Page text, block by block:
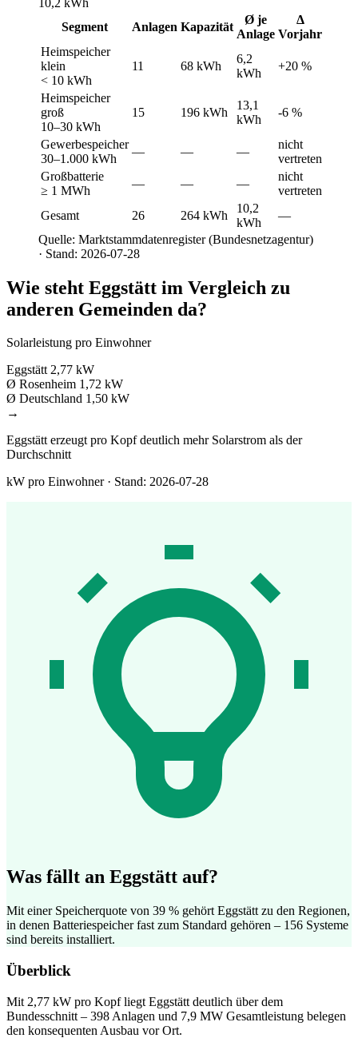
Segment
Anlagen Kapazität
Ø je
Anlage
Δ
Vorjahr
Heimspeicher
klein
< 10 kWh
11 68 kWh
6,2
kWh
+20 %
Heimspeicher
groß
10–30 kWh
15 196 kWh
13,1
kWh
-6 %
Gewerbespeicher
30–1.000 kWh
— — —
nicht
vertreten
Großbatterie
≥ 1 MWh
— — —
nicht
vertreten
Gesamt
26 264 kWh
10,2
kWh
—
Quelle: Marktstammdatenregister (Bundesnetzagentur)
· Stand: 2026-07-28
Wie steht Eggstätt im Vergleich zu
anderen Gemeinden da?
Solarleistung pro Einwohner
Eggstätt 2,77 kW
Ø Rosenheim 1,72 kW
Ø Deutschland 1,50 kW
→
Eggstätt erzeugt pro Kopf deutlich mehr Solarstrom als der
Durchschnitt
kW pro Einwohner · Stand: 2026-07-28
Was fällt an Eggstätt auf?
Mit einer Speicherquote von 39 % gehört Eggstätt zu den Regionen,
in denen Batteriespeicher fast zum Standard gehören – 156 Systeme
sind bereits installiert.
Überblick
Mit 2,77 kW pro Kopf liegt Eggstätt deutlich über dem
Bundesschnitt – 398 Anlagen und 7,9 MW Gesamtleistung belegen
den konsequenten Ausbau vor Ort.